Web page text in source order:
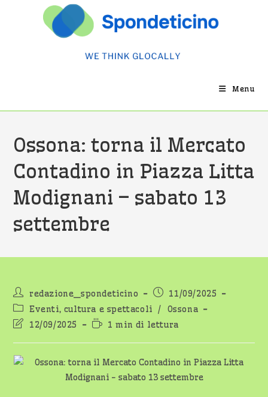
Menu
Ossona: torna il Mercato
Contadino in Piazza Litta
Modignani – sabato 13
settembre
Autore
dell'articolo:
redazione_spondeticino
Articolo
pubblicato:
11/09/2025
Categoria
dell'articolo:
Eventi, cultura e spettacoli /
Ossona
Ultima
dell'articolo:
12/09/2025
Tempo
lettura:
1 min di lettura